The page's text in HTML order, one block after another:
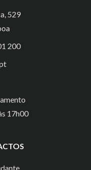
529
200
17h00